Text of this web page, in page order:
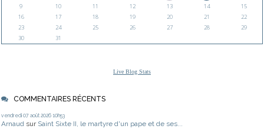
9
10 11 12 13 14
15
16
17 18 19 20 21
22
23
24 25 26 27 28
29
30
31
Live Blog Stats
COMMENTAIRES RÉCENTS
vendredi 07 août 2026 10h53
Arnaud sur Saint Sixte II, le martyre d'un pape et de ses...